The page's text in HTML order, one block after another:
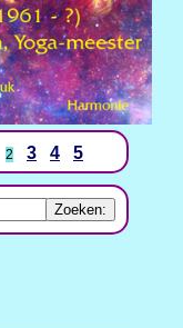
2 3 4 5